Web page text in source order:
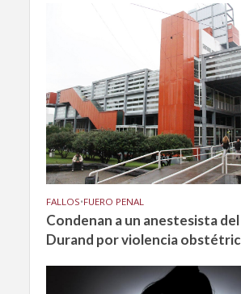
FALLOS•FUERO PENAL
Condenan a un anestesista
Durand por violencia